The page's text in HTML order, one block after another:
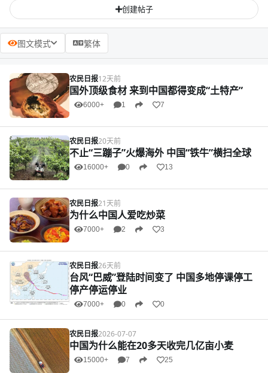
创建帖子
图文模式 繁体
农民日报12天前
国外顶级食材 来到中国都得变成“土特产”
6000+ 1 7
农民日报20天前
不止“三蹦子”火爆海外 中国“铁牛”横扫全球
16000+ 0 13
农民日报21天前
为什么中国人爱吃炒菜
7000+ 2 3
农民日报26天前
台风“巴威”登陆时间变了 中国多地停课停工
停产停运停业
7000+ 0 0
农民日报2026-07-07
中国为什么能在20多天收完几亿亩小麦
15000+ 7 25